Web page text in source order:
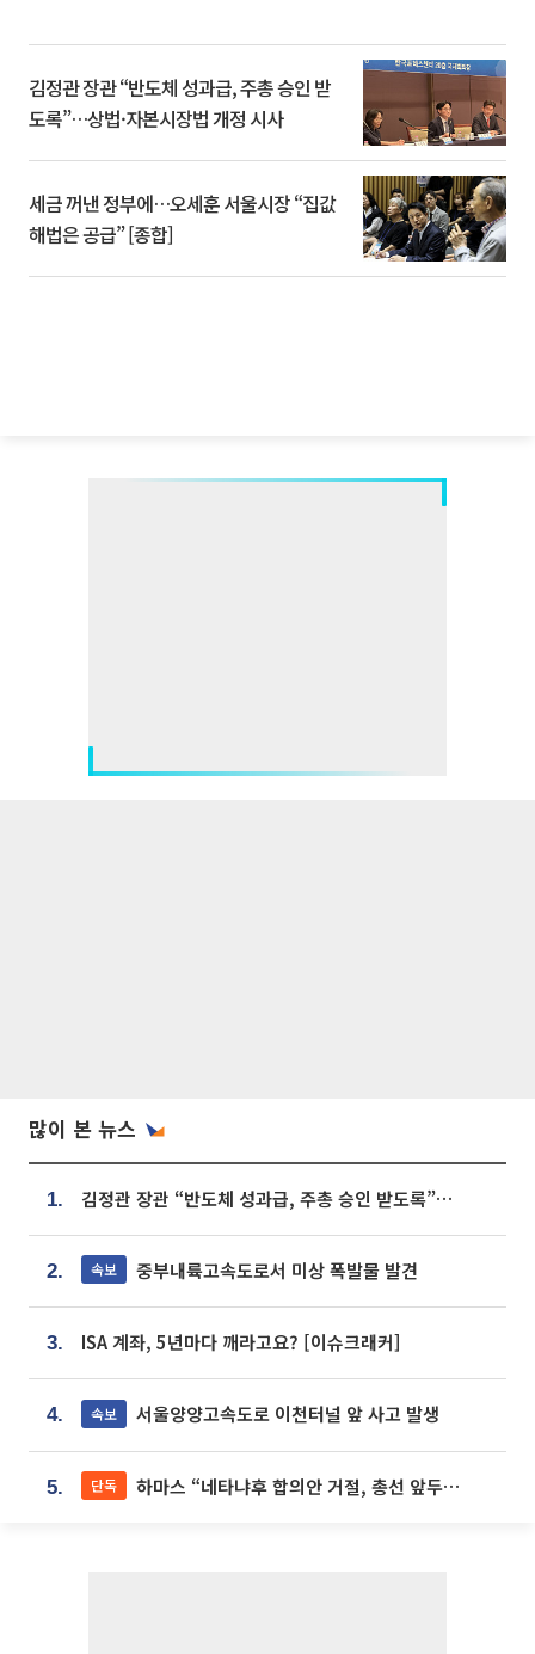
김정관 장관 “반도체 성과급, 주총 승인 받
도록”…상법·자본시장법 개정 시사
세금 꺼낸 정부에…오세훈 서울시장 “집값
해법은 공급” [종합]
많이 본 뉴스
1. 김정관 장관 “반도체 성과급, 주총 승인 받도록”…상법·자본시장법 개정 시사
2. 속보 중부내륙고속도로서 미상 폭발물 발견
3. ISA 계좌, 5년마다 깨라고요? [이슈크래커]
4. 속보 서울양양고속도로 이천터널 앞 사고 발생
5. 단독 하마스 “네타냐후 합의안 거절, 총선 앞두고 시간 끌기”